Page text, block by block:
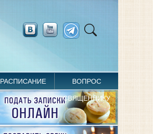
РАСПИСАНИЕ ВОПРОС
СВЯЩЕННИКУ